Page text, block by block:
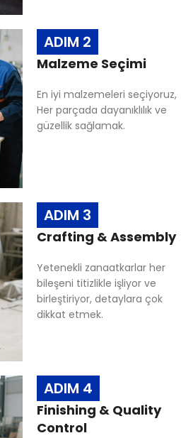
ADIM 2
Malzeme Seçimi
En iyi malzemeleri seçiyoruz,
Her parçada dayanıklılık ve
güzellik sağlamak.
ADIM 3
Crafting & Assembly
Yetenekli zanaatkarlar her
bileşeni titizlikle işliyor ve
birleştiriyor, detaylara çok
dikkat etmek.
ADIM 4
Finishing & Quality
Control